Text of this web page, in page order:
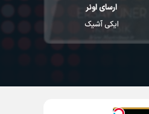
کورای آوجی
سودا